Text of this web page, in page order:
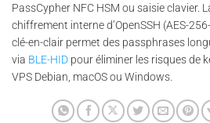
PassCypher NFC HSM ou saisie clavier.
chiffrement interne d’OpenSSH (AES-
clé-en-clair permet des passphrases
via BLE-HID pour éliminer les risques de
VPS Debian, macOS ou Windows.